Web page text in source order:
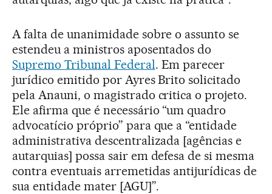
A falta de unanimidade sobre o assunto se
estendeu a ministros aposentados do
Supremo Tribunal Federal. Em parecer
jurídico emitido por Ayres Brito solicitado
pela Anauni, o magistrado critica o projeto.
Ele afirma que é necessário “um quadro
advocatício próprio” para que a “entidade
administrativa descentralizada [agências e
autarquias] possa sair em defesa de si mesma
contra eventuais arremetidas antijurídicas de
sua entidade mater [AGU]”.